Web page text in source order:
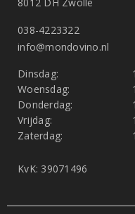
038-4223322
info@mondovino.nl
Dinsdag:
Woensdag:
Donderdag:
Vrijdag:
Zaterdag:
KvK: 39071496